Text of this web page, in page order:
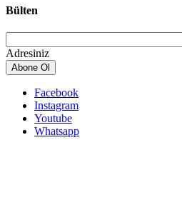
Bülten
Adresiniz
Abone Ol
Facebook
Instagram
Youtube
Whatsapp